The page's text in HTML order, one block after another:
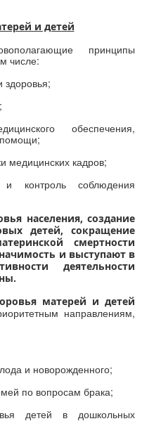
и детей
принципы
числе:
здоровья;
обеспечения,
помощи;
медицинских кадров;
и контроль соблюдения
населения, создание
детей, сокращение
смертности
и выступают в
деятельности
.
матерей и детей
направлениям,
и новорожденного;
по вопросам брака;
детей в дошкольных